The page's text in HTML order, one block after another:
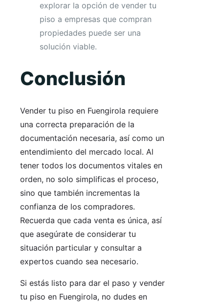
explorar la opción de vender tu
piso a empresas que compran
propiedades puede ser una
solución viable.
Conclusión
Vender tu piso en Fuengirola requiere
una correcta preparación de la
documentación necesaria, así como un
entendimiento del mercado local. Al
tener todos los documentos vitales en
orden, no solo simplificas el proceso,
sino que también incrementas la
confianza de los compradores.
Recuerda que cada venta es única, así
que asegúrate de considerar tu
situación particular y consultar a
expertos cuando sea necesario.
Si estás listo para dar el paso y vender
tu piso en Fuengirola, no dudes en